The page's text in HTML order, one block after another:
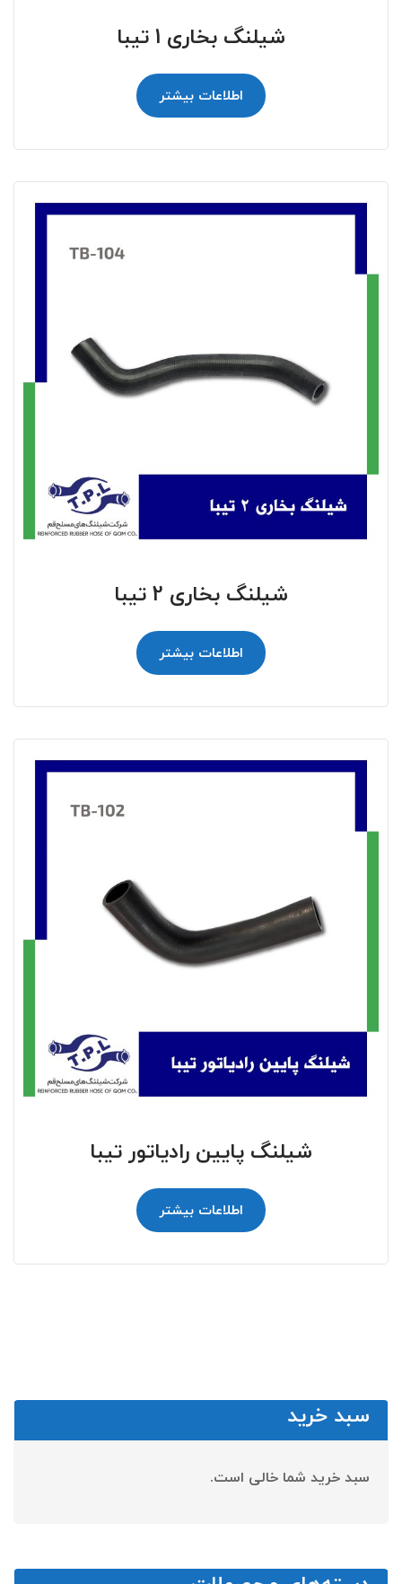
شیلنگ بخاری 1 تیبا
اطلاعات بیشتر
شیلنگ بخاری 2 تیبا
اطلاعات بیشتر
شیلنگ پایین رادیاتور تیبا
اطلاعات بیشتر
سبد خرید
سبد خرید شما خالی است.